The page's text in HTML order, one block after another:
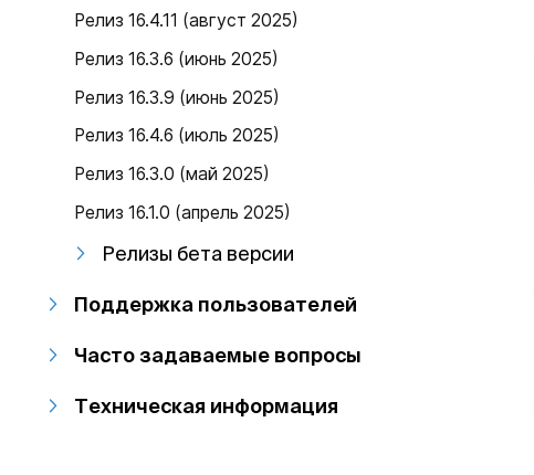
Релиз 16.4.11 (август 2025)
Релиз 16.3.6 (июнь 2025)
Релиз 16.3.9 (июнь 2025)
Релиз 16.4.6 (июль 2025)
Релиз 16.3.0 (май 2025)
Релиз 16.1.0 (апрель 2025)
Релизы бета версии
Поддержка пользователей
Часто задаваемые вопросы
Техническая информация